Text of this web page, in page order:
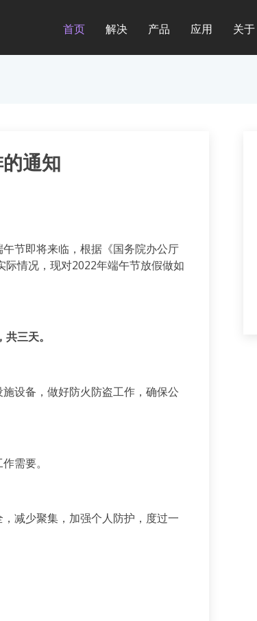
首页 解决 产品 应用 关于
通知
节即将来临，根据《国务院办公厅
情况，现对2022年端午节放假做如
三天。
设备，做好防火防盗工作，确保公
需要。
减少聚集，加强个人防护，度过一